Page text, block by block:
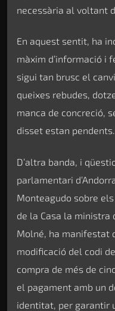
necessària al voltant
En aquest sentit, ha
màxim d’informació i
sigui tan brusc el
queixes rebudes,
manca de concreció,
disset estan pendents.
D’altra banda, i
parlamentari
Monteagudo sobre
de la Casa la ministra
Molné, ha manifestat
modificació del codi
compra de més de
el pagament amb un
identitat, per garantir